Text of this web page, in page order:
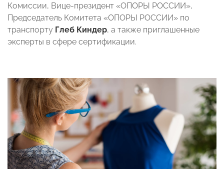
Комиссии, Вице-президент «ОПОРЫ РОССИИ»,
Председатель Комитета «ОПОРЫ РОССИИ» по
транспорту Глеб Киндер, а также приглашенные
эксперты в сфере сертификации.